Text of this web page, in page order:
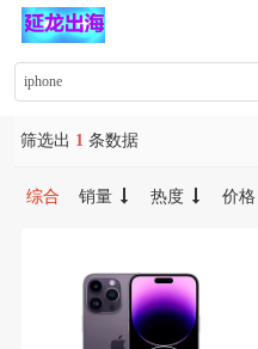
筛选出 1 条数据
综合 销量 热度 价格